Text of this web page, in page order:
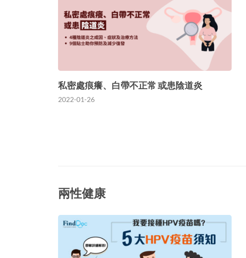
私密處痕癢、白帶不正常 或患陰道炎
2022-01-26
兩性健康